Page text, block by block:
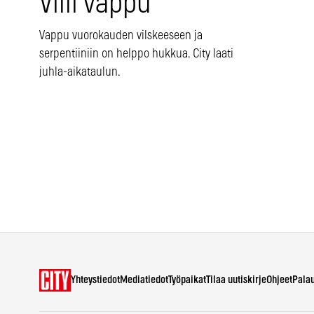
Vappu vuorokauden vilskeeseen ja
serpentiiniin on helppo hukkua. City laati
juhla-aikataulun.
YhteystiedotMediatiedotTyöpaikatTilaa uutiskirjeOhjeet